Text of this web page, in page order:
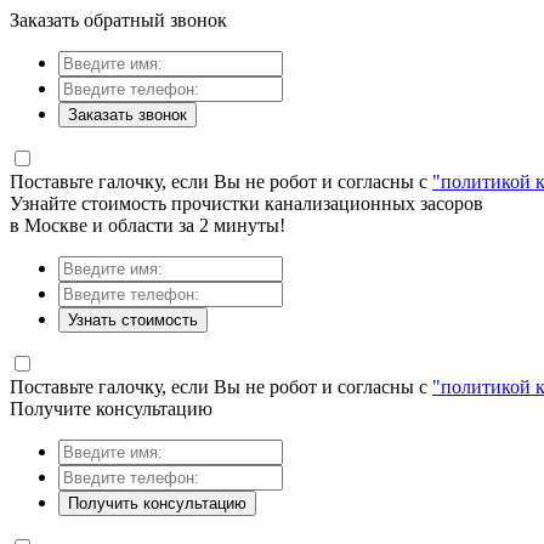
Заказать обратный звонок
Заказать звонок
Поставьте галочку, если Вы не робот и согласны с "политикой
Узнайте стоимость прочистки канализационных засоров
в Москве и области за 2 минуты!
Узнать стоимость
Поставьте галочку, если Вы не робот и согласны с "политикой
Получите консультацию
Получить консультацию